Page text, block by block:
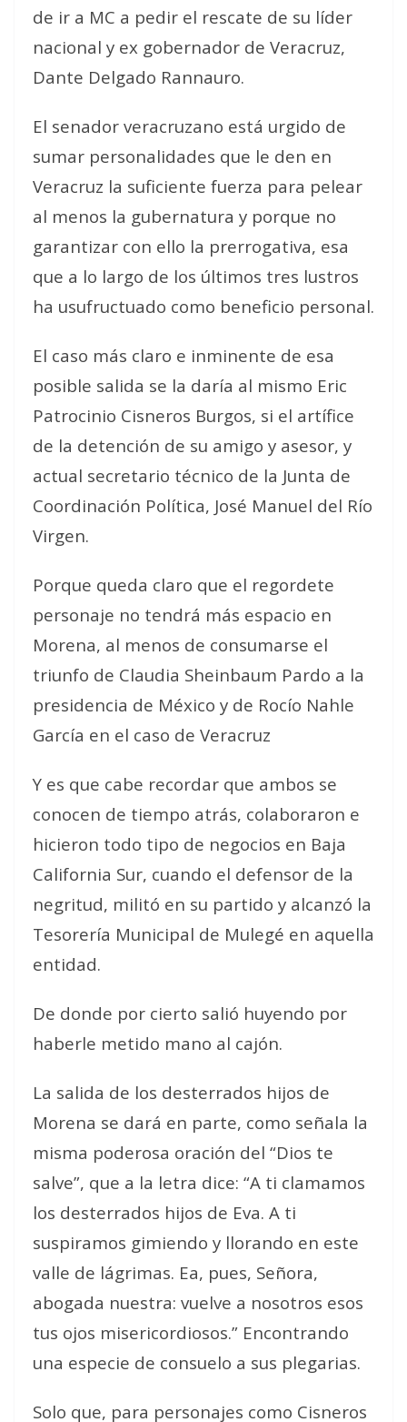
de ir a MC a pedir el rescate de su líder
nacional y ex gobernador de Veracruz,
Dante Delgado Rannauro.
El senador veracruzano está urgido de
sumar personalidades que le den en
Veracruz la suficiente fuerza para pelear
al menos la gubernatura y porque no
garantizar con ello la prerrogativa, esa
que a lo largo de los últimos tres lustros
ha usufructuado como beneficio personal.
El caso más claro e inminente de esa
posible salida se la daría al mismo Eric
Patrocinio Cisneros Burgos, si el artífice
de la detención de su amigo y asesor, y
actual secretario técnico de la Junta de
Coordinación Política, José Manuel del Río
Virgen.
Porque queda claro que el regordete
personaje no tendrá más espacio en
Morena, al menos de consumarse el
triunfo de Claudia Sheinbaum Pardo a la
presidencia de México y de Rocío Nahle
García en el caso de Veracruz
Y es que cabe recordar que ambos se
conocen de tiempo atrás, colaboraron e
hicieron todo tipo de negocios en Baja
California Sur, cuando el defensor de la
negritud, militó en su partido y alcanzó la
Tesorería Municipal de Mulegé en aquella
entidad.
De donde por cierto salió huyendo por
haberle metido mano al cajón.
La salida de los desterrados hijos de
Morena se dará en parte, como señala la
misma poderosa oración del “Dios te
salve”, que a la letra dice: “A ti clamamos
los desterrados hijos de Eva. A ti
suspiramos gimiendo y llorando en este
valle de lágrimas. Ea, pues, Señora,
abogada nuestra: vuelve a nosotros esos
tus ojos misericordiosos.” Encontrando
una especie de consuelo a sus plegarias.
Solo que, para personajes como Cisneros